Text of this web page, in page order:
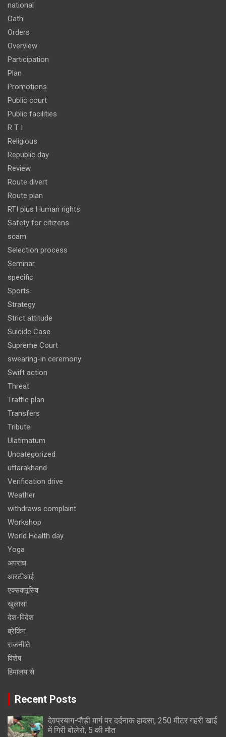
national
Oath
Orders
Overview
Participation
Plan
Promotions
Public court
Public facilities
R T I
Religious
Republic day
Review
Route divert
Route plan
RTI plus Human rights
Safety for citizens
scam
Selection process
Seminar
specific
Sports
Strategy
Strict attitude
Suicide Case
Supreme Court
swearing-in ceremony
Swift action
Threat
Traffic plan
Transfers
Tribute
Ulatimatum
Uncategorized
uttarakhand
Verification drive
Weather
withdraws complaint
Workshop
World Health day
Yoga
अपराध
आरटीआई
एक्सक्लूसिव
खुलासा
देश-विदेश
ब्रेकिंग
राजनीति
विशेष
हिमालय से
Recent Posts
देवप्रयाग-पौड़ी मार्ग पर दर्दनाक हादसा, 250 मीटर गहरी खाई
में गिरी बोलेरो, 5 की मौत